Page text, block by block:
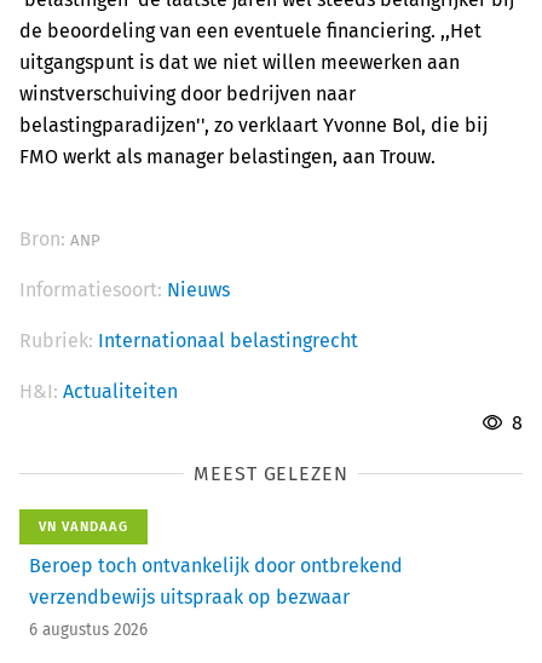
de beoordeling van een eventuele financiering. ,,Het
uitgangspunt is dat we niet willen meewerken aan
winstverschuiving door bedrijven naar
belastingparadijzen'', zo verklaart Yvonne Bol, die bij
FMO werkt als manager belastingen, aan Trouw.
Bron: ANP
Informatiesoort: Nieuws
Rubriek: Internationaal belastingrecht
H&I: Actualiteiten
8
MEEST GELEZEN
VN VANDAAG
Beroep toch ontvankelijk door ontbrekend
verzendbewijs uitspraak op bezwaar
6 augustus 2026